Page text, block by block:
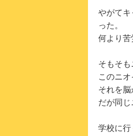
やがてキ
った。
何より苦
そもそも
このニ
それを脳
だが同じ
学校に行